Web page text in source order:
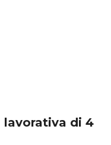
lavorativa di 4